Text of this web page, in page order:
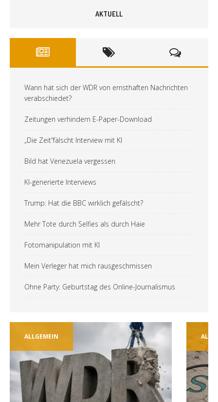
AKTUELL
Wann hat sich der WDR von ernsthaften Nachrichten
verabschiedet?
Zeitungen verhindern E-Paper-Download
„Die Zeit“fälscht Interview mit KI
Bild hat Venezuela vergessen
KI-generierte Interviews
Trump: Hat die BBC wirklich gefälscht?
Mehr Tote durch Selfies als durch Haie
Fotomanipulation mit KI
Mein Verleger hat mich rausgeschmissen
Ohne Party: Geburtstag des Online-Journalismus
ALLGEMEIN